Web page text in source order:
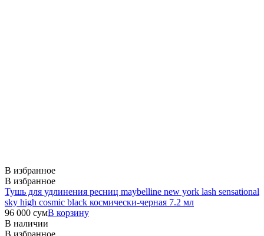
В избранное
В избранное
Тушь для удлинения ресниц maybelline new york lash sensational
sky high cosmic black космически-черная 7.2 мл
96 000 сумВ корзину
В наличии
В избранное